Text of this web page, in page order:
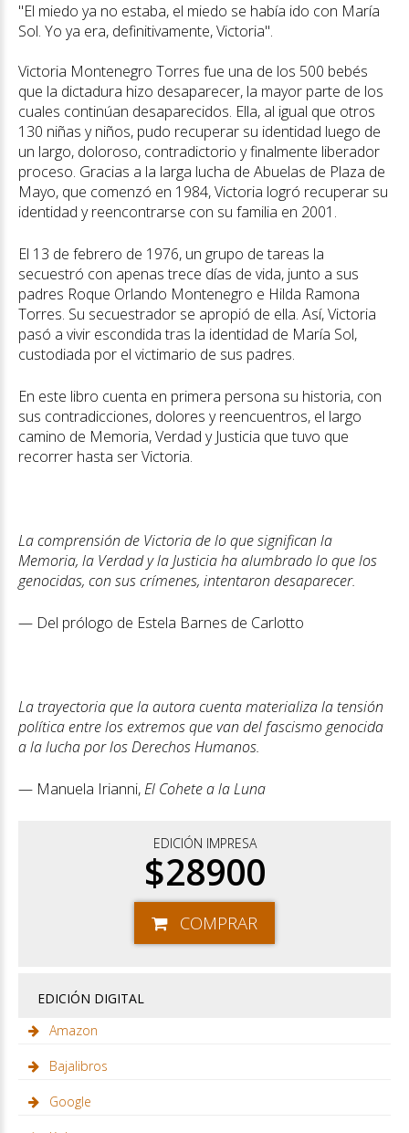
"El miedo ya no estaba, el miedo se había ido con María
Sol. Yo ya era, definitivamente, Victoria".
Victoria Montenegro Torres fue una de los 500 bebés
que la dictadura hizo desaparecer, la mayor parte de los
cuales continúan desaparecidos. Ella, al igual que otros
130 niñas y niños, pudo recuperar su identidad luego de
un largo, doloroso, contradictorio y finalmente liberador
proceso. Gracias a la larga lucha de Abuelas de Plaza de
Mayo, que comenzó en 1984, Victoria logró recuperar su
identidad y reencontrarse con su familia en 2001.
El 13 de febrero de 1976, un grupo de tareas la
secuestró con apenas trece días de vida, junto a sus
padres Roque Orlando Montenegro e Hilda Ramona
Torres. Su secuestrador se apropió de ella. Así, Victoria
pasó a vivir escondida tras la identidad de María Sol,
custodiada por el victimario de sus padres.
En este libro cuenta en primera persona su historia, con
sus contradicciones, dolores y reencuentros, el largo
camino de Memoria, Verdad y Justicia que tuvo que
recorrer hasta ser Victoria.
La comprensión de Victoria de lo que significan la
Memoria, la Verdad y la Justicia ha alumbrado lo que los
genocidas, con sus crímenes, intentaron desaparecer.
— Del prólogo de Estela Barnes de Carlotto
La trayectoria que la autora cuenta materializa la tensión
política entre los extremos que van del fascismo genocida
a la lucha por los Derechos Humanos.
— Manuela Irianni,El Cohete a la Luna
EDICIÓN IMPRESA
$28900
COMPRAR
EDICIÓN DIGITAL
Amazon
Bajalibros
Google